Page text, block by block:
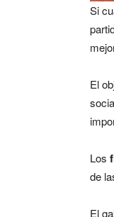
Si
El
Los
de
El